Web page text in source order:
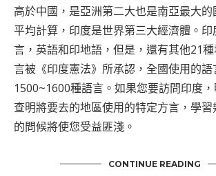
高於中國，是亞洲第二大也是南亞最大
平均計算，印度是世界第三大經濟體。
言，英語和印地語，但是，還有其他21
言被《印度憲法》所承認，全國使用的語
1500~1600種語言。如果您要訪問印度
查明將要去的地區使用的特定方言，學
的問候將使您受益匪淺。
CONTINUE READING